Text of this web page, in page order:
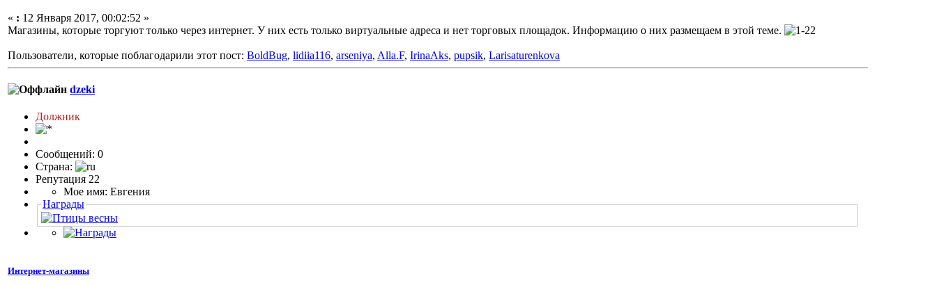
« : 12 Января 2017, 00:02:52 »
Магазины, которые торгуют только через интернет. У них есть только виртуальные адреса и нет торговых площадок. Информацию о них размещаем в этой теме.
Пользователи, которые поблагодарили этот пост: BoldBug, lidiia116, arseniya, Alla.F, IrinaAks, pupsik, Larisaturenkova
dzeki
Должник
Сообщений: 0
Страна:
Репутация 22
Мое имя: Евгения
Награды
Интернет-магазины